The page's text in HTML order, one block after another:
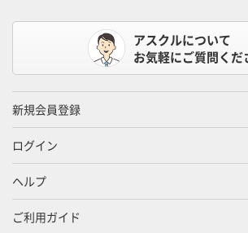
アスクルについて
お気軽にご質問くだ
新規会員登録
ログイン
ヘルプ
ご利用ガイド